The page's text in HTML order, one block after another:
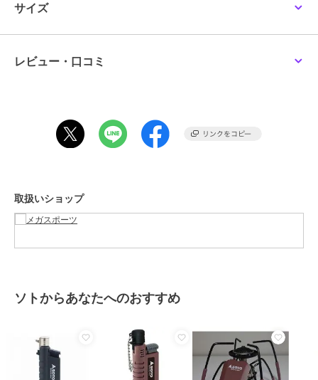
カラー
サイズ .
素材
サイズ
レビュー・口コミ
取扱いショップ
ソトからあなたへのおすすめ